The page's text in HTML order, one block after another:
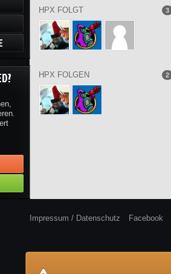
HPX FOLGT 3
HPX FOLGEN 2
Impressum / Datenschutz Facebook